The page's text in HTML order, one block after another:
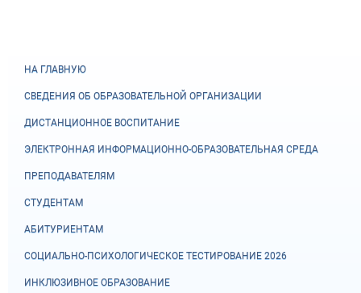
НА ГЛАВНУЮ
СВЕДЕНИЯ ОБ ОБРАЗОВАТЕЛЬНОЙ ОРГАНИЗАЦИИ
ДИСТАНЦИОННОЕ ВОСПИТАНИЕ
ЭЛЕКТРОННАЯ ИНФОРМАЦИОННО-ОБРАЗОВАТЕЛЬНАЯ СРЕДА
ПРЕПОДАВАТЕЛЯМ
СТУДЕНТАМ
АБИТУРИЕНТАМ
СОЦИАЛЬНО-ПСИХОЛОГИЧЕСКОЕ ТЕСТИРОВАНИЕ 2026
ИНКЛЮЗИВНОЕ ОБРАЗОВАНИЕ